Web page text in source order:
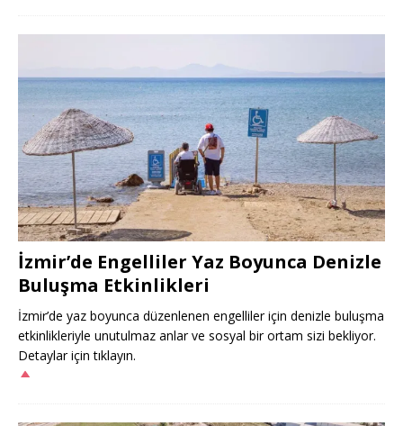
İzmir’de Engelliler Yaz Boyunca Denizle
Buluşma Etkinlikleri
İzmir’de yaz boyunca düzenlenen engelliler için denizle buluşma
etkinlikleriyle unutulmaz anlar ve sosyal bir ortam sizi bekliyor.
Detaylar için tıklayın.